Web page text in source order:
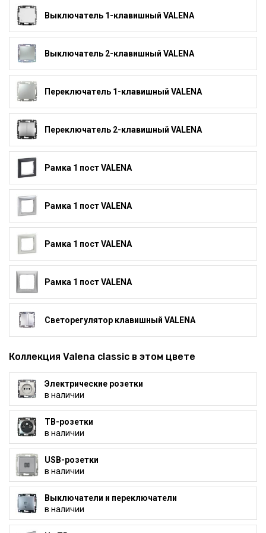
Выключатель 1-клавишный VALENA
Выключатель 2-клавишный VALENA
Переключатель 1-клавишный VALENA
Переключатель 2-клавишный VALENA
Рамка 1 пост VALENA
Рамка 1 пост VALENA
Рамка 1 пост VALENA
Рамка 1 пост VALENA
Светорегулятор клавишный VALENA
Коллекция Valena classic в этом цвете
Электрические розетки
в наличии
ТВ-розетки
в наличии
USB-розетки
в наличии
Выключатели и переключатели
в наличии